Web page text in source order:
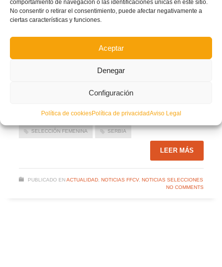
comportamiento de navegación o las identificaciones únicas en este sitio.
No consentir o retirar el consentimiento, puede afectar negativamente a
ciertas características y funciones.
Aceptar
Denegar
Configuración
Política de cookiesPolítica de privacidadAviso Legal
(hora local) su primer partido clasificatorio. Tras el encuentro, regresarán a casa
Compartir
MALLORCA MARI PAZ VILAS SANDRA PAÑOS
SELECCIÓN FEMENINA SERBIA
LEER MÁS
PUBLICADO EN ACTUALIDAD, NOTICIAS FFCV, NOTICIAS SELECCIONES
NO COMMENTS